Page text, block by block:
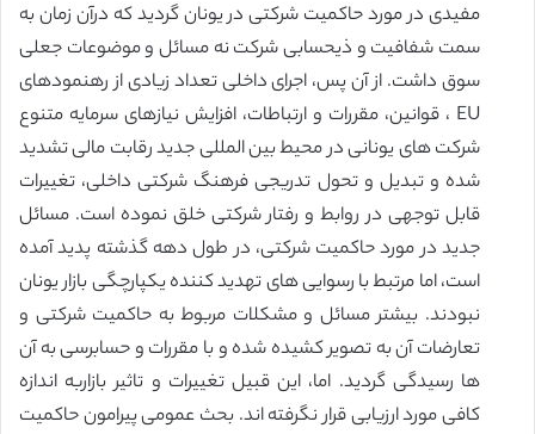
مفیدی در مورد حاکمیت شرکتی در یونان گردید که درآن زمان به
سمت شفافیت و ذیحسابی شرکت نه مسائل و موضوعات جعلی
سوق داشت. از آن پس، اجرای داخلی تعداد زیادی از رهنمودهای
EU ، قوانین، مقررات و ارتباطات، افزایش نیازهای سرمایه متنوع
شرکت های یونانی در محیط بین المللی جدید رقابت مالی تشدید
شده و تبدیل و تحول تدریجی فرهنگ شرکتی داخلی، تغییرات
قابل توجهی در روابط و رفتار شرکتی خلق نموده است. مسائل
جدید در مورد حاکمیت شرکتی، در طول دهه گذشته پدید آمده
است، اما مرتبط با رسوایی های تهدید کننده یکپارچگی بازار یونان
نبودند. بیشتر مسائل و مشکلات مربوط به حاکمیت شرکتی و
تعارضات آن به تصویر کشیده شده و با مقررات و حسابرسی به آن
ها رسیدگی گردید. اما، این قبیل تغییرات و تاثیر بازاربه اندازه
کافی مورد ارزیابی قرار نگرفته اند. بحث عمومی پیرامون حاکمیت